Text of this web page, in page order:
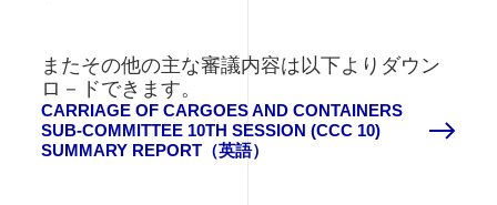
またその他の主な審議内容は以下よりダウン
ロ－ドできます。
CARRIAGE OF CARGOES AND CONTAINERS
SUB-COMMITTEE 10TH SESSION (CCC 10)
SUMMARY REPORT（英語）